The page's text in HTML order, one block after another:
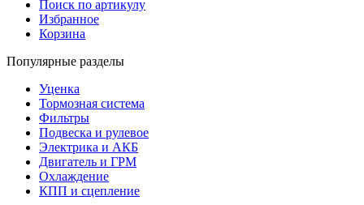
Поиск по артикулу
Избранное
Корзина
Популярные разделы
Уценка
Тормозная система
Фильтры
Подвеска и рулевое
Электрика и АКБ
Двигатель и ГРМ
Охлаждение
КПП и сцепление